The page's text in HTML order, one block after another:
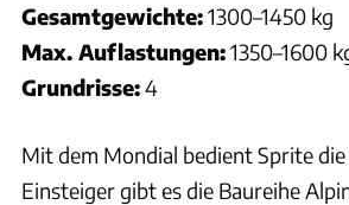
Gesamtgewichte:1300–1450 kg
Max. Auflastungen:1350–1600
Grundrisse:4
Mit dem Mondial bedient Sprite
Einsteiger gibt es die Baureihe